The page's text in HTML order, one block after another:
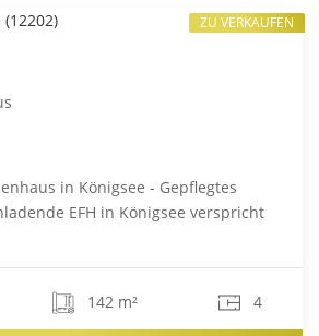
in Königsee - Gepflegtes
EFH in Königsee verspricht
142 m² 4
ZU VERKAUFEN